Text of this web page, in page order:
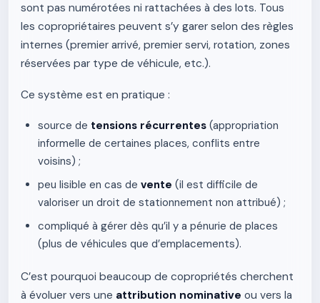
sont pas numérotées ni rattachées à des lots. Tous
les copropriétaires peuvent s’y garer selon des règles
internes (premier arrivé, premier servi, rotation, zones
réservées par type de véhicule, etc.).
Ce système est en pratique :
source de tensions récurrentes (appropriation
informelle de certaines places, conflits entre
voisins) ;
peu lisible en cas de vente (il est difficile de
valoriser un droit de stationnement non attribué) ;
compliqué à gérer dès qu’il y a pénurie de places
(plus de véhicules que d’emplacements).
C’est pourquoi beaucoup de copropriétés cherchent
à évoluer vers une attribution nominative ou vers la